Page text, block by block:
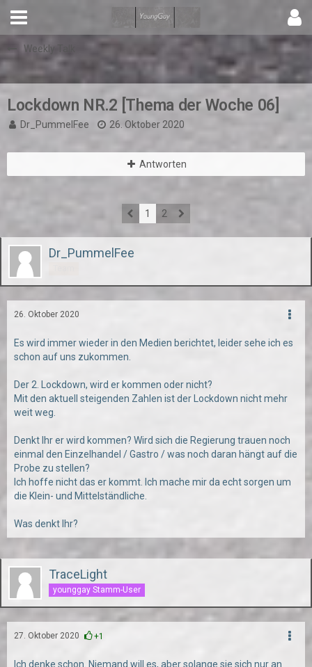
Weekly Talk
Lockdown NR.2 [Thema der Woche 06]
Dr_PummelFee 26. Oktober 2020
Antworten
1 2
Dr_PummelFee
26. Oktober 2020
Es wird immer wieder in den Medien berichtet, leider sehe ich es
schon auf uns zukommen.
Der 2. Lockdown, wird er kommen oder nicht?
Mit den aktuell steigenden Zahlen ist der Lockdown nicht mehr
weit weg.
Denkt Ihr er wird kommen? Wird sich die Regierung trauen noch
einmal den Einzelhandel / Gastro / was noch daran hängt auf die
Probe zu stellen?
Ich hoffe nicht das er kommt. Ich mache mir da echt sorgen um
die Klein- und Mittelständliche.
Was denkt Ihr?
TraceLight
younggay Stamm-User
27. Oktober 2020 +1
Ich denke schon. Niemand will es, aber solange sie sich nur an